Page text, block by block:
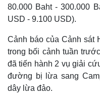
80.000 Baht - 300.000
USD - 9.100 USD).
Cảnh báo của Cảnh sát
trong bối cảnh tuần
đã tiến hành 2 vụ giải
đường bị lừa sang
dây lừa đảo.